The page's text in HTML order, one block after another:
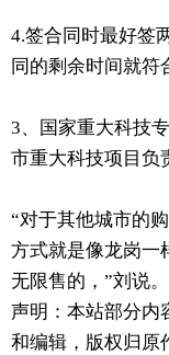
4.签合同时最好签
同的剩余时间就符
3、国家重大科技
市重大科技项目负
“对于其他城市的
方式就是像龙岗一
无限售的，”刘说。
声明：本站部分内
和编辑，版权归原